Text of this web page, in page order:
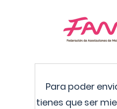
Para poder
tienes que ser